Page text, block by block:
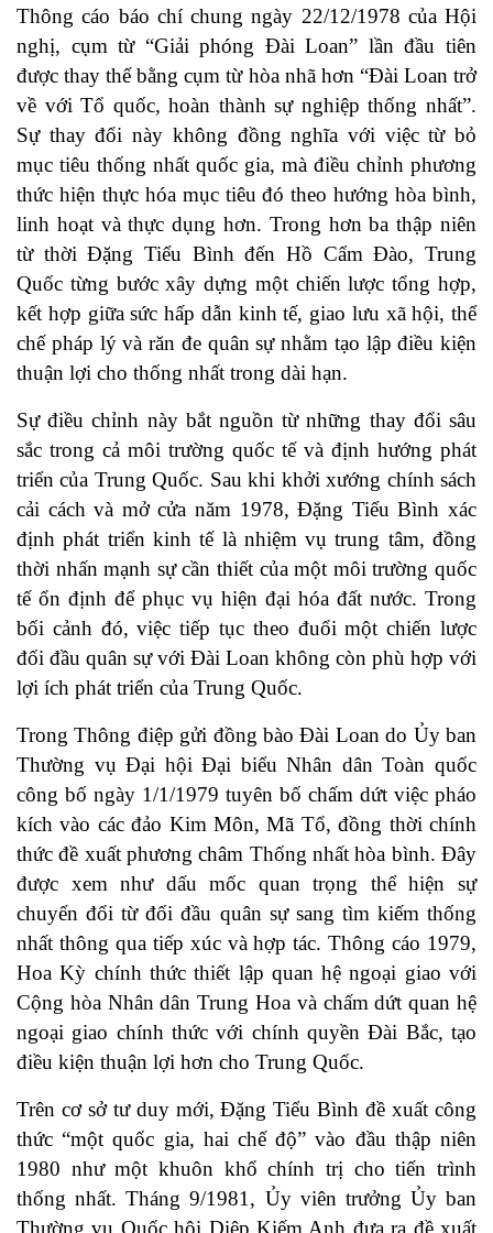
Thông cáo báo chí chung ngày 22/12/1978 của Hội
nghị, cụm từ “Giải phóng Đài Loan” lần đầu tiên
được thay thế bằng cụm từ hòa nhã hơn “Đài Loan trở
về với Tổ quốc, hoàn thành sự nghiệp thống nhất”.
Sự thay đổi này không đồng nghĩa với việc từ bỏ
mục tiêu thống nhất quốc gia, mà điều chỉnh phương
thức hiện thực hóa mục tiêu đó theo hướng hòa bình,
linh hoạt và thực dụng hơn. Trong hơn ba thập niên
từ thời Đặng Tiểu Bình đến Hồ Cẩm Đào, Trung
Quốc từng bước xây dựng một chiến lược tổng hợp,
kết hợp giữa sức hấp dẫn kinh tế, giao lưu xã hội, thể
chế pháp lý và răn đe quân sự nhằm tạo lập điều kiện
thuận lợi cho thống nhất trong dài hạn.
Sự điều chỉnh này bắt nguồn từ những thay đổi sâu
sắc trong cả môi trường quốc tế và định hướng phát
triển của Trung Quốc. Sau khi khởi xướng chính sách
cải cách và mở cửa năm 1978, Đặng Tiểu Bình xác
định phát triển kinh tế là nhiệm vụ trung tâm, đồng
thời nhấn mạnh sự cần thiết của một môi trường quốc
tế ổn định để phục vụ hiện đại hóa đất nước. Trong
bối cảnh đó, việc tiếp tục theo đuổi một chiến lược
đối đầu quân sự với Đài Loan không còn phù hợp với
lợi ích phát triển của Trung Quốc.
Trong Thông điệp gửi đồng bào Đài Loan do Ủy ban
Thường vụ Đại hội Đại biểu Nhân dân Toàn quốc
công bố ngày 1/1/1979 tuyên bố chấm dứt việc pháo
kích vào các đảo Kim Môn, Mã Tổ, đồng thời chính
thức đề xuất phương châm Thống nhất hòa bình. Đây
được xem như dấu mốc quan trọng thể hiện sự
chuyển đổi từ đối đầu quân sự sang tìm kiếm thống
nhất thông qua tiếp xúc và hợp tác. Thông cáo 1979,
Hoa Kỳ chính thức thiết lập quan hệ ngoại giao với
Cộng hòa Nhân dân Trung Hoa và chấm dứt quan hệ
ngoại giao chính thức với chính quyền Đài Bắc, tạo
điều kiện thuận lợi hơn cho Trung Quốc.
Trên cơ sở tư duy mới, Đặng Tiểu Bình đề xuất công
thức “một quốc gia, hai chế độ” vào đầu thập niên
1980 như một khuôn khổ chính trị cho tiến trình
thống nhất. Tháng 9/1981, Ủy viên trưởng Ủy ban